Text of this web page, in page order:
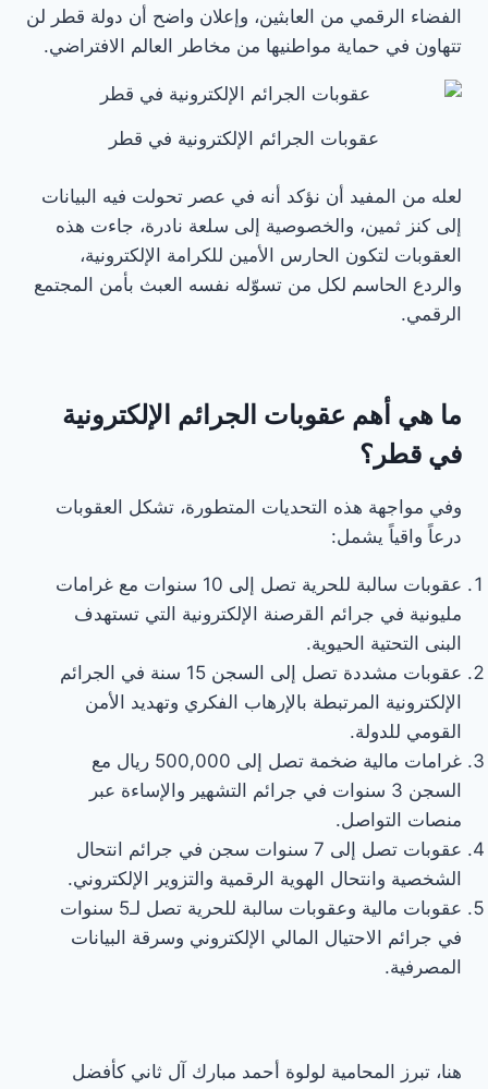
الفضاء الرقمي من العابثين، وإعلان واضح أن دولة قطر لن
تتهاون في حماية مواطنيها من مخاطر العالم الافتراضي.
عقوبات الجرائم الإلكترونية في قطر
لعله من المفيد أن نؤكد أنه في عصر تحولت فيه البيانات
إلى كنز ثمين، والخصوصية إلى سلعة نادرة، جاءت هذه
العقوبات لتكون الحارس الأمين للكرامة الإلكترونية،
والردع الحاسم لكل من تسوّله نفسه العبث بأمن المجتمع
الرقمي.
ما هي أهم عقوبات الجرائم الإلكترونية
في قطر؟
وفي مواجهة هذه التحديات المتطورة، تشكل العقوبات
درعاً واقياً يشمل:
عقوبات سالبة للحرية تصل إلى 10 سنوات مع غرامات
مليونية في جرائم القرصنة الإلكترونية التي تستهدف
البنى التحتية الحيوية.
عقوبات مشددة تصل إلى السجن 15 سنة في الجرائم
الإلكترونية المرتبطة بالإرهاب الفكري وتهديد الأمن
القومي للدولة.
غرامات مالية ضخمة تصل إلى 500,000 ريال مع
السجن 3 سنوات في جرائم التشهير والإساءة عبر
منصات التواصل.
عقوبات تصل إلى 7 سنوات سجن في جرائم انتحال
الشخصية وانتحال الهوية الرقمية والتزوير الإلكتروني.
عقوبات مالية وعقوبات سالبة للحرية تصل لـ5 سنوات
في جرائم الاحتيال المالي الإلكتروني وسرقة البيانات
المصرفية.
هنا، تبرز المحامية لولوة أحمد مبارك آل ثاني كأفضل